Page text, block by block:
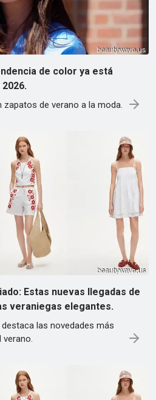
de color ya está
de verano a la moda.
Estas nuevas llegadas de
veraniegas elegantes.
las novedades más
verano.